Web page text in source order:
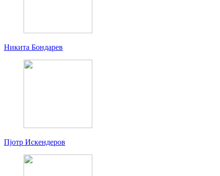
Никита Бондарев
Пjoтр Искендеров